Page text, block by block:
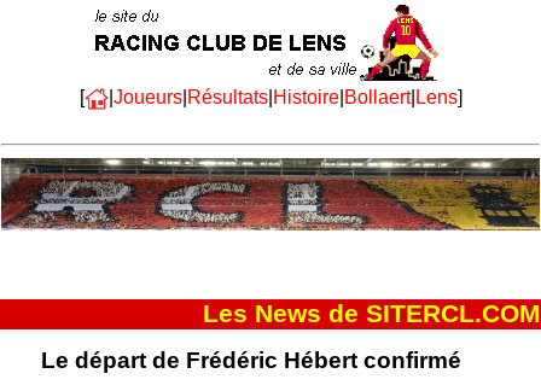
[ | Joueurs| Résultats| Histoire| Bollaert| Lens]
Les News de SITERCL.COM
Le départ de Frédéric Hébert confirmé